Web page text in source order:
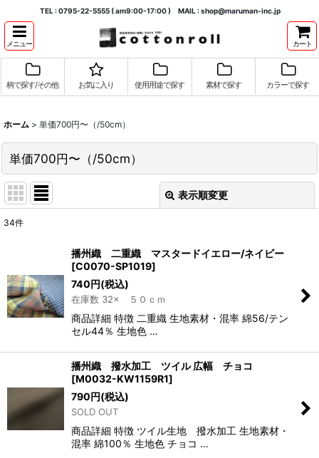
TEL : 0795-22-5555 ( am9:00-17:00 ) MAIL : shop@maruman-inc.jp
メニュー カート
柄で探す/その他 お気に入り 使用用途で探す 素材で探す カラーで探す
ホーム > 単価700円〜（/50cm）
単価700円〜（/50cm）
表示順変更
並び順:
絞り込む
34件
播州織 二重織 マスタードイエロー/ネイビー
[C0070-SP1019]
740円(税込)
在庫数 32× ５０ｃｍ
商品詳細 特徴 二重織 生地素材・混率 綿56/テン
セル44％ 生地色 …
播州織 撥水加工 ツイル 広幅 チョコ
[M0032-KW1159R1]
790円(税込)
SOLD OUT
商品詳細 特徴 ツイル生地 撥水加工 生地素材・
混率 綿100％ 生地色 チョコ …